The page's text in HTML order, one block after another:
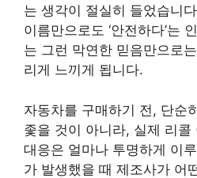
는 생각이 절실히 들었습니다
이름만으로도 ‘안전하다’는
는 그런 막연한 믿음만으로
리게 느끼게 됩니다.
자동차를 구매하기 전, 단순
좇을 것이 아니라, 실제 리
대응은 얼마나 투명하게 이
가 발생했을 때 제조사가 어